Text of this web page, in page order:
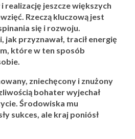
realizację jeszcze większych
Rzeczą kluczową jest
się i rozwoju.
przyznawał, tracił energię
które w ten sposób
zniechęcony i znużony
bohater wyjechał
Środowiska mu
sukces, ale kraj poniósł